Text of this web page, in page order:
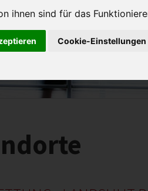
ihnen sind für das
Cookie-Einstellungen